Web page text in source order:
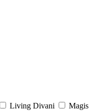
Living Divani Magis